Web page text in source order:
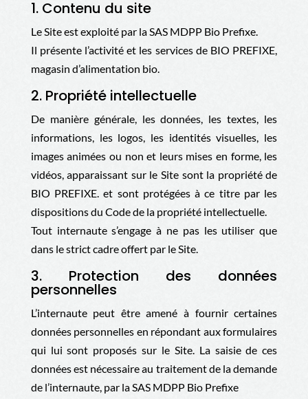
1. Contenu du site
Le Site est exploité par la SAS MDPP Bio Prefixe.
Il présente l’activité et les services de BIO PREFIXE,
magasin d’alimentation bio.
2. Propriété intellectuelle
De manière générale, les données, les textes, les
informations, les logos, les identités visuelles, les
images animées ou non et leurs mises en forme, les
vidéos, apparaissant sur le Site sont la propriété de
BIO PREFIXE. et sont protégées à ce titre par les
dispositions du Code de la propriété intellectuelle.
Tout internaute s’engage à ne pas les utiliser que
dans le strict cadre offert par le Site.
3. Protection des données
personnelles
L’internaute peut être amené à fournir certaines
données personnelles en répondant aux formulaires
qui lui sont proposés sur le Site. La saisie de ces
données est nécessaire au traitement de la demande
de l’internaute, par la SAS MDPP Bio Prefixe